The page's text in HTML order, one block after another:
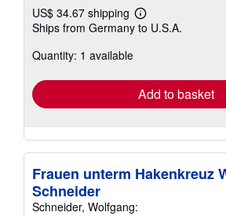
US$ 34.67 shipping
Learn
more
Ships from Germany to U.S.A.
Quantity: 1 available
Add to basket
Frauen unterm Hakenkreuz
Schneider
Schneider, Wolfgang: